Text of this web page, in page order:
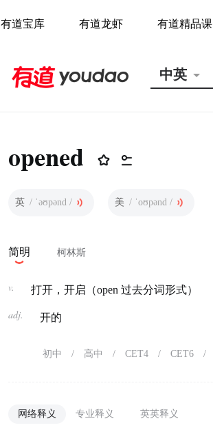
有道宝库 有道龙虾 有道精品课
中英
opened
英 / ˈəʊpənd / 美 / ˈoʊpənd /
简明 柯林斯
v. 打开，开启（open 过去分词形式）
adj. 开的
初中 / 高中 / CET4 / CET6 /
网络释义 专业释义 英英释义